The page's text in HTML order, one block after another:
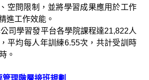
空問限制，並將學習成果應用於工作
進工作效能。
司學習發平台各學院課程達21,822人
平均每人年訓練6.55次，共計受訓時
。
理階層接班規劃